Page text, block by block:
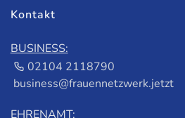
Kontakt
BUSINESS:
02104 2118790
business@frauennetzwerk.jetzt
EHRENAMT: